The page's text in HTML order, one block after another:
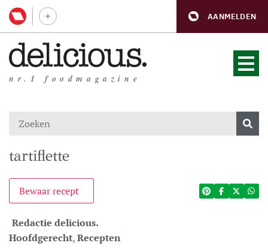
AANMELDEN
nr.1 foodmagazine
tartiflette
Bewaar recept
Redactie delicious.
Hoofdgerecht,Recepten